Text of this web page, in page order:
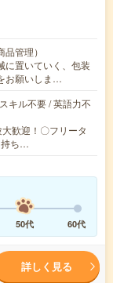
管理）
に置いていく、包装
お願いしま…
キル不要 / 英語力不
歓迎！〇フリータ
持ち…
50代 60代
詳しく見る